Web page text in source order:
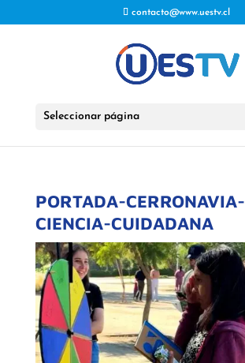
contacto@www.uestv.cl
Seleccionar página
PORTADA-CERRONAVIA-
CIENCIA-CUIDADANA